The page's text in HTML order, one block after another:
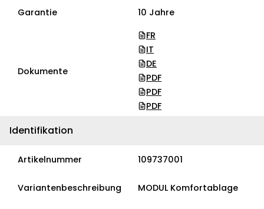
Garantie 10 Jahre
Dokumente
FR
IT
DE
PDF
PDF
PDF
Identifikation
Artikelnummer 109737001
Variantenbeschreibung MODUL Komfortablage